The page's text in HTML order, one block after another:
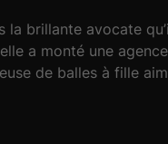
la brillante avocate
a monté une
de balles à fille
s’y perdre elle-